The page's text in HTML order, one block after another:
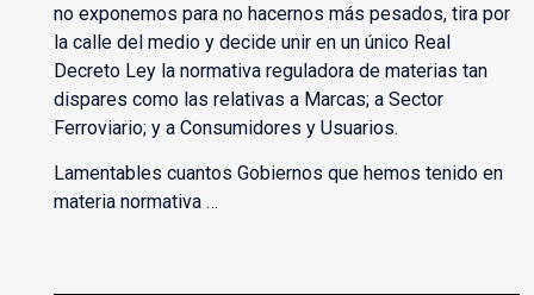
no exponemos para no hacernos más pesados, tira por
la calle del medio y decide unir en un único Real
Decreto Ley la normativa reguladora de materias tan
dispares como las relativas a Marcas; a Sector
Ferroviario; y a Consumidores y Usuarios.
Lamentables cuantos Gobiernos que hemos tenido en
materia normativa …